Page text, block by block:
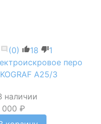
(0) 18
1
перо
А25/3
наличии
000 ₽